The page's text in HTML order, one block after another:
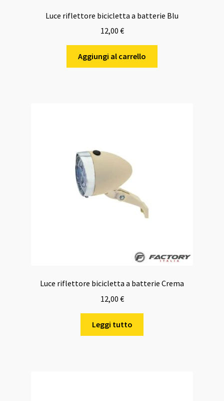
Luce riflettore bicicletta a batterie Blu
12,00 €
Aggiungi al carrello
Luce riflettore bicicletta a batterie Crema
12,00 €
Leggi tutto